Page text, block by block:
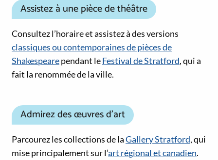
Assistez à une pièce de théâtre
Consultez l’horaire et assistez à des versions
classiques ou contemporaines de pièces de
Shakespearependant leFestival de Stratford, qui a
fait la renommée de la ville.
Admirez des œuvres d’art
Parcourez les collections de laGallery Stratford, qui
mise principalement sur l’art régional et canadien.